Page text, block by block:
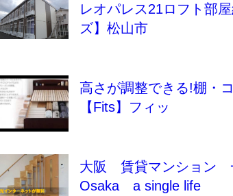
レオパレス21ロフト部
ズ】松山市
高さが調整できる!棚・
【Fits】フィッ
大阪 賃貸マンション
Osaka a single life